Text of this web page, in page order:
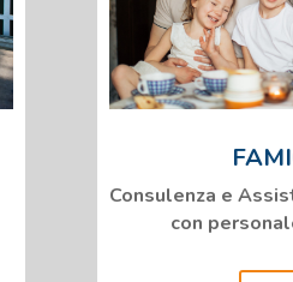
Consulenza e
con